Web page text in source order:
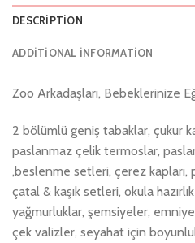
DESCRIPTION
ADDITIONAL INFORMATION
Zoo Arkadaşları, Bebeklerinize
2 bölümlü geniş tabaklar, çukur
paslanmaz çelik termoslar,
,beslenme setleri, çerez kapları,
çatal & kaşık setleri, okula
yağmurluklar, şemsiyeler,
çek valizler, seyahat için